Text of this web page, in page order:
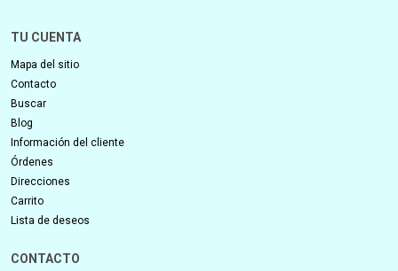
TU CUENTA
Mapa del sitio
Contacto
Buscar
Blog
Información del cliente
Órdenes
Direcciones
Carrito
Lista de deseos
CONTACTO